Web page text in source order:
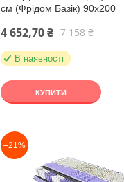
см (Фрідом Базік) 90х200
4 652,70 ₴ 7 158 ₴
В наявності
КУПИТИ
–21%